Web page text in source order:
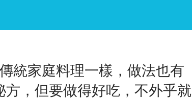
統家庭料理一樣，做法也有
，但要做得好吃，不外乎就